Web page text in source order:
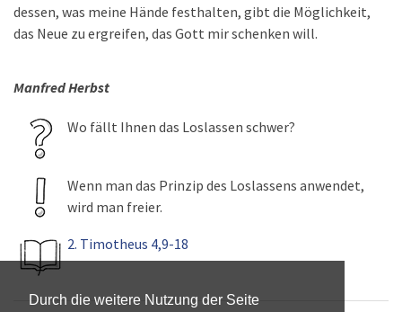
Durch die weitere Nutzung der Seite
dessen, was meine Hände festhalten, gibt die Möglichkeit,
das Neue zu ergreifen, das Gott mir schenken will.
Manfred Herbst
Wo fällt Ihnen das Loslassen schwer?
Wenn man das Prinzip des Loslassens anwendet,
wird man freier.
2. Timotheus 4,9-18